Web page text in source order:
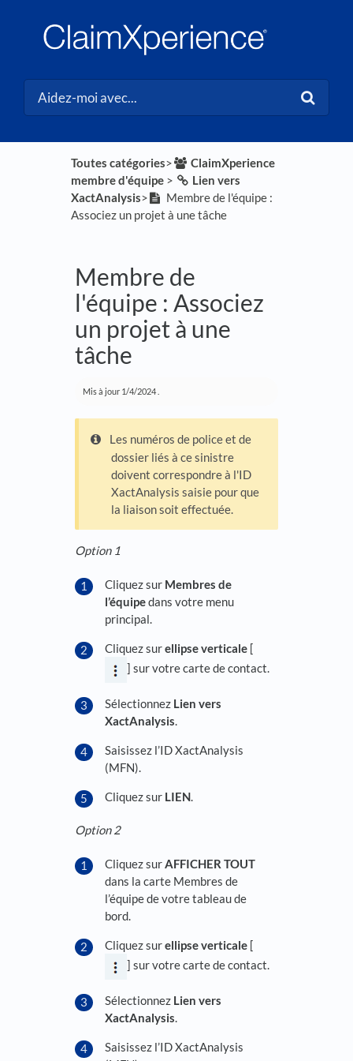
Toutes catégories​>​
​ClaimXperience
membre d'équipe​ > ​
​Lien vers
XactAnalysis​>​
Membre de l'équipe :
Associez un projet à une tâche
Membre de
l'équipe : Associez
un projet à une
tâche
Mis à jour 1/4/2024
Les numéros de police et de
dossier liés à ce sinistre
doivent correspondre à l'ID
XactAnalysis saisie pour que
la liaison soit effectuée.
Option 1
Cliquez sur Membres de
l’équipedans votre menu
principal.
Cliquez surellipse verticale [
] sur votre carte de contact.
Sélectionnez Lien vers
XactAnalysis.
Saisissez l’ID XactAnalysis
(MFN).
Cliquez sur LIEN.
Option 2
Cliquez surAFFICHER TOUT
dans la carte Membres de
l’équipe de votre tableau de
bord.
Cliquez surellipse verticale [
] sur votre carte de contact.
Sélectionnez Lien vers
XactAnalysis.
Saisissez l’ID XactAnalysis